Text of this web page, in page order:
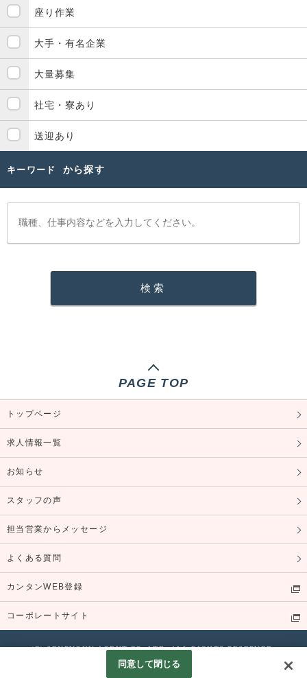
座り作業
大手・有名企業
大量募集
社宅・寮あり
送迎あり
キーワード から探す
PAGE TOP
トップページ
求人情報一覧
お知らせ
スタッフの声
担当営業からメッセージ
よくある質問
カンタンWEB登録
コーポレートサイト
(C) SENRYOKU AGENT,CO.,LTD. ALL RIGHTS RESERVED.
Googleアナリティクスの利用について
同意して閉じる